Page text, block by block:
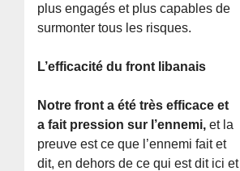
plus engagés et plus capables de
surmonter tous les risques.
L’efficacité du front libanais
Notre front a été très efficace et
a fait pression sur l’ennemi, et la
preuve est ce que l’ennemi fait et
dit, en dehors de ce qui est dit ici et